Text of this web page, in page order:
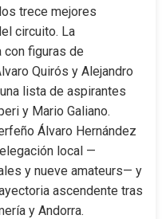
trece mejores
circuito. La
con figuras de
Quirós y Alejandro
lista de aspirantes
y Mario Galiano.
Álvaro Hernández
local —
y nueve amateurs— y
ascendente tras
y Andorra.